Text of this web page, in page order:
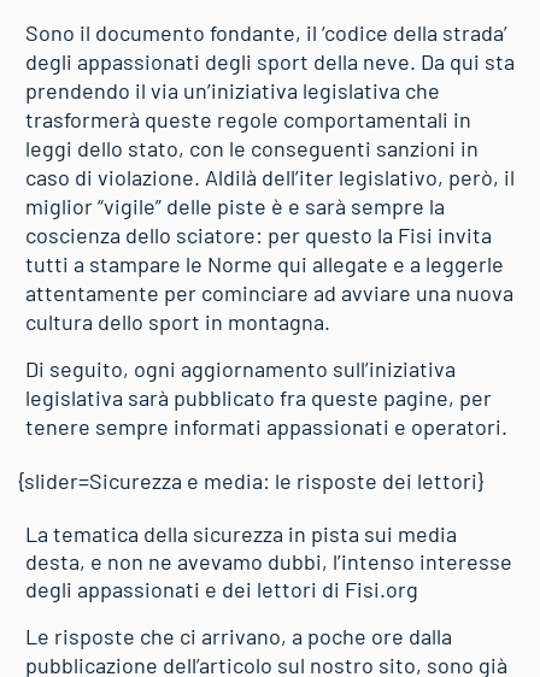
Sono il documento fondante, il ‘codice della strada’
degli appassionati degli sport della neve. Da qui sta
prendendo il via un’iniziativa legislativa che
trasformerà queste regole comportamentali in
leggi dello stato, con le conseguenti sanzioni in
caso di violazione. Aldilà dell’iter legislativo, però, il
miglior “vigile” delle piste è e sarà sempre la
coscienza dello sciatore: per questo la Fisi invita
tutti a stampare le Norme qui allegate e a leggerle
attentamente per cominciare ad avviare una nuova
cultura dello sport in montagna.
Di seguito, ogni aggiornamento sull’iniziativa
legislativa sarà pubblicato fra queste pagine, per
tenere sempre informati appassionati e operatori.
{slider=Sicurezza e media: le risposte dei lettori}
La tematica della sicurezza in pista sui media
desta, e non ne avevamo dubbi, l’intenso interesse
degli appassionati e dei lettori di Fisi.org
Le risposte che ci arrivano, a poche ore dalla
pubblicazione dell’articolo sul nostro sito, sono già